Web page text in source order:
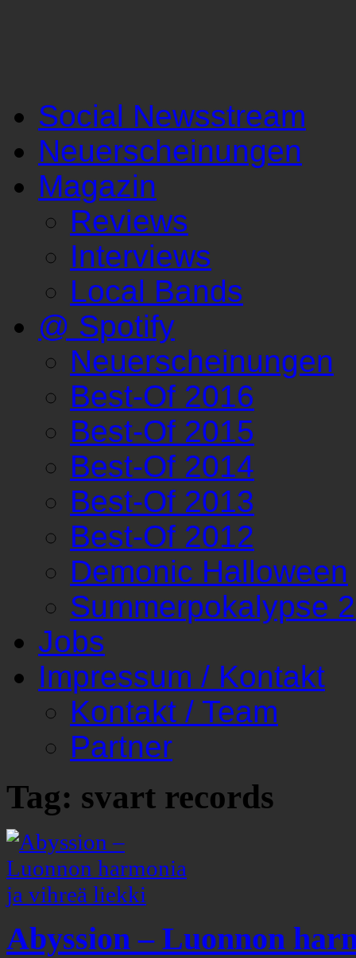
Social Newsstream
Neuerscheinungen
Magazin
Reviews
Interviews
Local Bands
@ Spotify
Neuerscheinungen
Best-Of 2016
Best-Of 2015
Best-Of 2014
Best-Of 2013
Best-Of 2012
Demonic Halloween
Summerpokalypse
Jobs
Impressum / Kontakt
Kontakt / Team
Partner
Tag: svart records
Abyssion – Luonnon